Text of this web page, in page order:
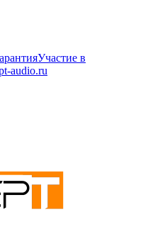
Участие в
audio.ru